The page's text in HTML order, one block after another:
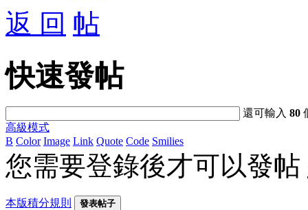
返 回
快速發帖
還可輸入80
高級模式
B Color Image Link Quote Code Smilies
您需要登錄後才可以發帖
本版積分規則 發表帖子